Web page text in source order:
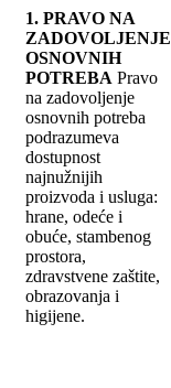
1. PRAVO NA
ZADOVOLJENJE
OSNOVNIH
POTREBA Pravo
na zadovoljenje
osnovnih potreba
podrazumeva
dostupnost
najnužnijih
proizvoda i usluga:
hrane, odeće i
obuće, stambenog
prostora,
zdravstvene zaštite,
obrazovanja i
higijene.